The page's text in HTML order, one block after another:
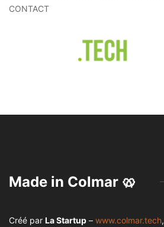
CONTACT
Made in Colmar 🥨
Créé par La Startup – www.colmar.tech,